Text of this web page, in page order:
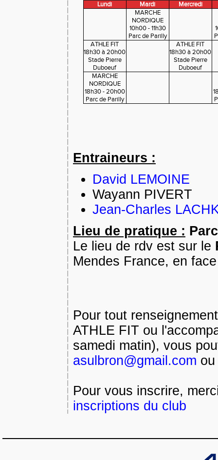
Lundi Mardi
Mercredi
MARCHE
NORDIQUE
10h00 - 11h30
Parc de Parilly
ATHLE FIT
18h30 à 20h00
Stade Pierre
Duboeuf
ATHLE FIT
18h30 à 20h00
Stade Pierre
Duboeuf
MARCHE
NORDIQUE
18h30 - 20h00
Parc de Parilly
Entraineurs :
David LEMOINE
Wayann PIVERT
Jean-Charles
Lieu de pratique :
Le lieu de rdv est sur le
Mendes France, en
Pour tout
ATHLE FIT ou
samedi matin), vous
asulbron@gmail.com
Pour vous inscrire,
inscriptions du club